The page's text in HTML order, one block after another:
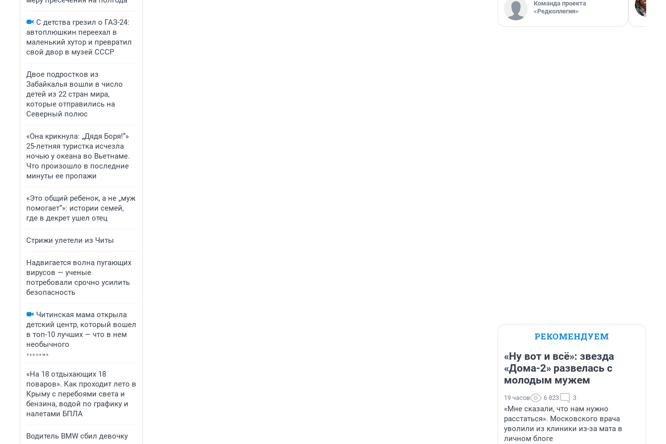
С детства грезил о ГАЗ-24:
автоплюшкин переехал в
маленький хутор и превратил
свой двор в музей СССР
Двое подростков из
Забайкалья вошли в число
детей из 22 стран мира,
которые отправились на
Северный полюс
«Она крикнула: „Дядя Боря!“»
25-летняя туристка исчезла
ночью у океана во Вьетнаме.
Что произошло в последние
минуты ее пропажи
«Это общий ребенок, а не „муж
помогает“»: истории семей,
где в декрет ушел отец
Стрижи улетели из Читы
Надвигается волна пугающих
вирусов — ученые
потребовали срочно усилить
безопасность
Читинская мама открыла
детский центр, который вошел
в топ-10 лучших — что в нем
необычного
«На 18 отдыхающих 18
поваров». Как проходит лето в
Крыму с перебоями света и
бензина, водой по графику и
налетами БПЛА
Водитель BMW сбил девочку
Команда проекта
«Редколлегия»
РЕКОМЕНДУЕМ
«Ну вот и всё»: звезда
«Дома-2» развелась с
молодым мужем
19 часов 6 823 3
«Мне сказали, что нам нужно
расстаться». Московского врача
уволили из клиники из-за мата в
личном блоге